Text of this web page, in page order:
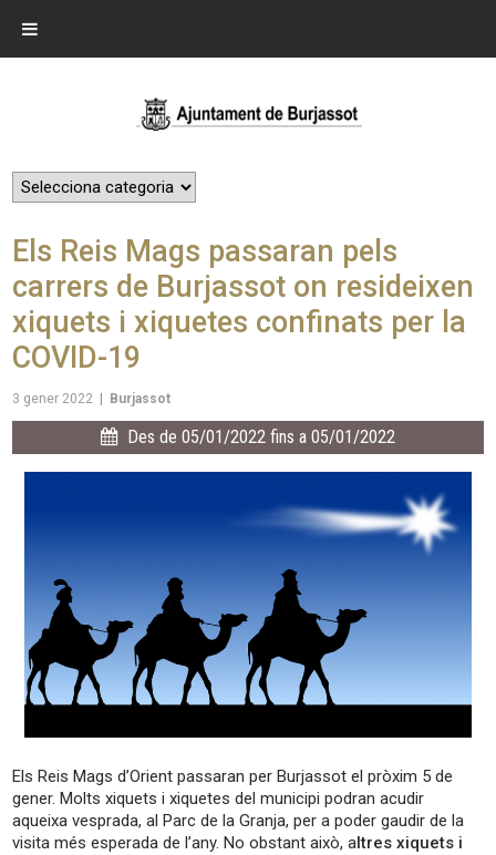
Els Reis Mags passaran pels
carrers de Burjassot on resideixen
xiquets i xiquetes confinats per la
COVID-19
3 gener 2022 Burjassot
Des de 05/01/2022 fins a 05/01/2022
Els Reis Mags d’Orient passaran per Burjassot el pròxim 5 de
gener. Molts xiquets i xiquetes del municipi podran acudir
aqueixa vesprada, al Parc de la Granja, per a poder gaudir de la
visita més esperada de l’any. No obstant això, altres xiquets i